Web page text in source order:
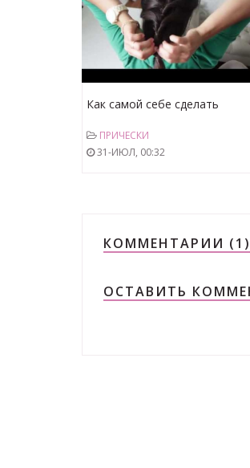
Как самой себе сделать
своими руками свадебнаяя
ПРИЧЕСКИ
31-ИЮЛ, 00:32
КОММЕНТАРИИ (1)
ОСТАВИТЬ